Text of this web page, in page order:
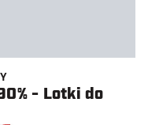
- Lotki do